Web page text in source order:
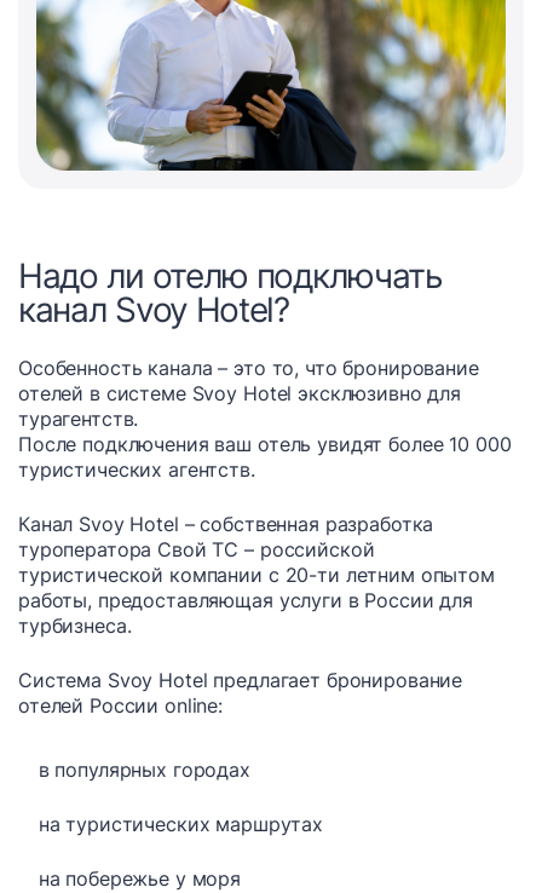
Надо ли отелю подключать
канал Svoy Hotel?
Особенность канала – это то, что бронирование
отелей в системе Svoy Hotel эксклюзивно для
турагентств.
После подключения ваш отель увидят более 10 000
туристических агентств.
Канал Svoy Hotel – собственная разработка
туроператора Свой ТС – российской
туристической компании с 20-ти летним опытом
работы, предоставляющая услуги в России для
турбизнеса.
Система Svoy Hotel предлагает бронирование
отелей России online:
в популярных городах
на туристических маршрутах
на побережье у моря